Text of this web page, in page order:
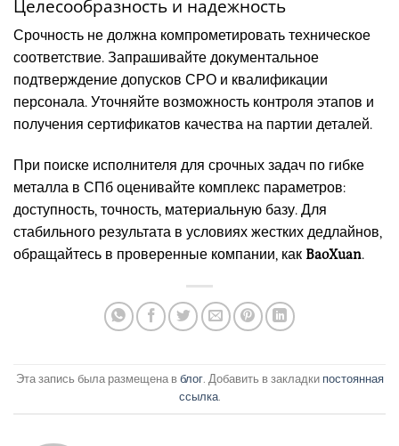
Целесообразность и надежность
Срочность не должна компрометировать техническое
соответствие. Запрашивайте документальное
подтверждение допусков СРО и квалификации
персонала. Уточняйте возможность контроля этапов и
получения сертификатов качества на партии деталей.
При поиске исполнителя для срочных задач по гибке
металла в СПб оценивайте комплекс параметров:
доступность, точность, материальную базу. Для
стабильного результата в условиях жестких дедлайнов,
обращайтесь в проверенные компании, как BaoXuan.
Эта запись была размещена в блог. Добавить в закладки постоянная
ссылка.